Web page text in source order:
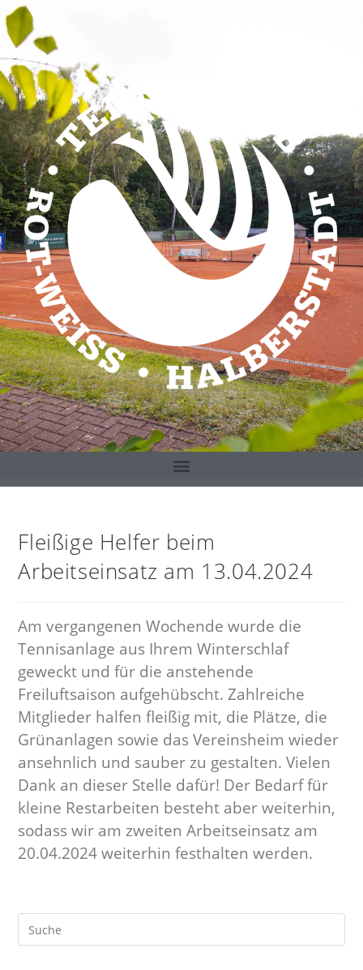
Fleißige Helfer beim
Arbeitseinsatz am 13.04.2024
Am vergangenen Wochende wurde die
Tennisanlage aus Ihrem Winterschlaf
geweckt und für die anstehende
Freiluftsaison aufgehübscht. Zahlreiche
Mitglieder halfen fleißig mit, die Plätze, die
Grünanlagen sowie das Vereinsheim wieder
ansehnlich und sauber zu gestalten. Vielen
Dank an dieser Stelle dafür! Der Bedarf für
kleine Restarbeiten besteht aber weiterhin,
sodass wir am zweiten Arbeitseinsatz am
20.04.2024 weiterhin festhalten werden.